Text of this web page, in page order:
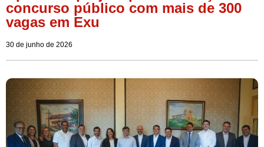
concurso público com mais de 300
vagas em Exu
30 de junho de 2026